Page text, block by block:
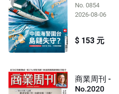
No. 0854
2026-08-06
$ 153 元
商業周刊 -
No.2020